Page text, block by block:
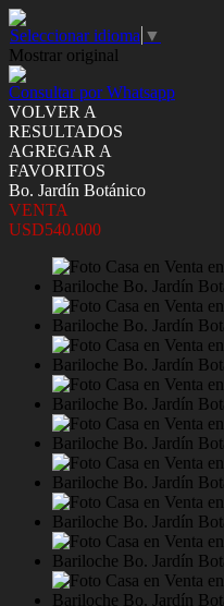
Seleccionar idioma ▼
Mostrar original
Consultar por Whatsapp
VOLVER A
RESULTADOS
AGREGAR A
FAVORITOS
Bo. Jardín Botánico
VENTA
USD540.000